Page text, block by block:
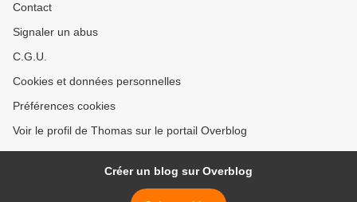
Contact
Signaler un abus
C.G.U.
Cookies et données personnelles
Préférences cookies
Voir le profil de Thomas sur le portail Overblog
Créer un blog sur Overblog